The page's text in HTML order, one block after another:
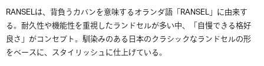
RANSELは、背負うカバンを意味するオランダ語「RANSEL」に由来す
る。耐久性や機能性を重視したランドセルが多い中、「自慢できる格好
良さ」がコンセプト。馴染みのある日本のクラシックなランドセルの形
をベースに、スタイリッシュに仕上げている。